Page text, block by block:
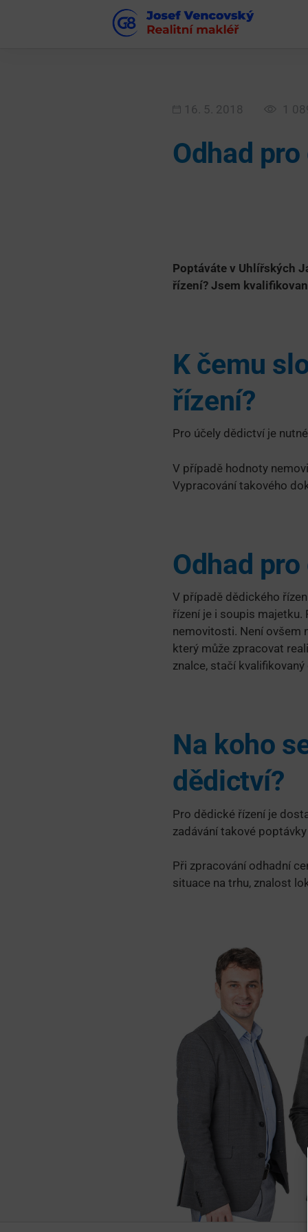
16. 5. 2018 1
Odhad
Poptáváte v Uhlířských
řízení? Jsem
K čemu
řízení?
Pro účely dědictví je
V případě hodnoty
Vypracování takového
Odhad
V případě dědického
řízení je i soupis
nemovitosti. Není ovšem
který může zpracovat
znalce, stačí
Na koho
dědictví?
Pro dědické řízení je
zadávání takové
Při zpracování odhadní
situace na trhu, znalost